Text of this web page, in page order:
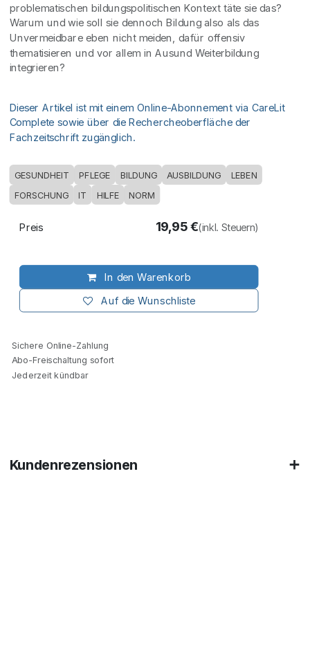
problematischen bildungspolitischen Kontext täte sie das?
Warum und wie soll sie dennoch Bildung also als das
Unvermeidbare eben nicht meiden, dafür offensiv
thematisieren und vor allem in Ausund Weiterbildung
integrieren?
Dieser Artikel ist mit einem Online-Abonnement via CareLit
Complete sowie über die Rechercheoberfläche der
Fachzeitschrift zugänglich.
GESUNDHEIT PFLEGE BILDUNG AUSBILDUNG LEBEN
FORSCHUNG IT HILFE NORM
In den Warenkorb
Auf die Wunschliste
Preis 19,95€(inkl. Steuern)
Sichere Online-Zahlung
Abo-Freischaltung sofort
Jederzeit kündbar
Kundenrezensionen